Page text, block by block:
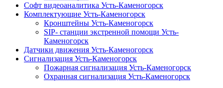
Софт видеоаналитика Усть-Каменогорск
Комплектующие Усть-Каменогорск
Кронштейны Усть-Каменогорск
SIP- станции экстренной помощи Усть-
Каменогорск
Датчики движения Усть-Каменогорск
Сигнализация Усть-Каменогорск
Пожарная сигнализация Усть-Каменогорск
Охранная сигнализация Усть-Каменогорск